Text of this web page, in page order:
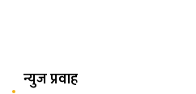
न्युज प्रवाह